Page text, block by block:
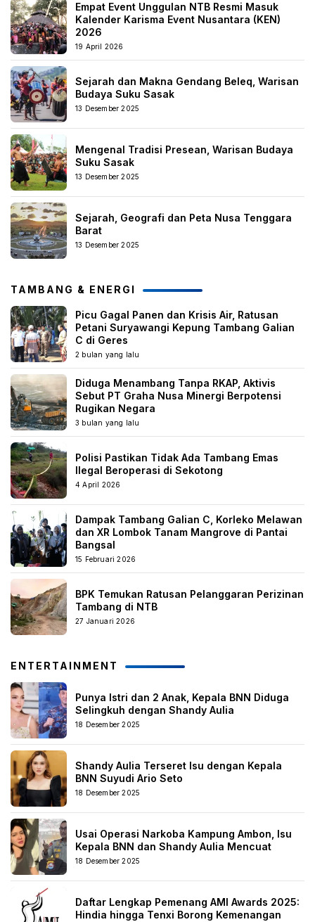
Empat Event Unggulan NTB Resmi Masuk
Kalender Karisma Event Nusantara (KEN)
2026
19 April 2026
Sejarah dan Makna Gendang Beleq, Warisan
Budaya Suku Sasak
13 Desember 2025
Mengenal Tradisi Presean, Warisan Budaya
Suku Sasak
13 Desember 2025
Sejarah, Geografi dan Peta Nusa Tenggara
Barat
13 Desember 2025
TAMBANG & ENERGI
Picu Gagal Panen dan Krisis Air, Ratusan
Petani Suryawangi Kepung Tambang Galian
C di Geres
2 bulan yang lalu
Diduga Menambang Tanpa RKAP, Aktivis
Sebut PT Graha Nusa Minergi Berpotensi
Rugikan Negara
3 bulan yang lalu
Polisi Pastikan Tidak Ada Tambang Emas
Ilegal Beroperasi di Sekotong
4 April 2026
Dampak Tambang Galian C, Korleko Melawan
dan XR Lombok Tanam Mangrove di Pantai
Bangsal
15 Februari 2026
BPK Temukan Ratusan Pelanggaran Perizinan
Tambang di NTB
27 Januari 2026
ENTERTAINMENT
Punya Istri dan 2 Anak, Kepala BNN Diduga
Selingkuh dengan Shandy Aulia
18 Desember 2025
Shandy Aulia Terseret Isu dengan Kepala
BNN Suyudi Ario Seto
18 Desember 2025
Usai Operasi Narkoba Kampung Ambon, Isu
Kepala BNN dan Shandy Aulia Mencuat
18 Desember 2025
Daftar Lengkap Pemenang AMI Awards 2025:
Hindia hingga Tenxi Borong Kemenangan